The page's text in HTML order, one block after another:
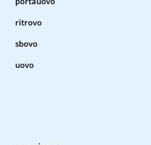
ritrovo
sbovo
uovo